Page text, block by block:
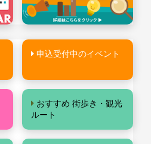
申込受付中のイベント
おすすめ 街歩き・観光
ルート